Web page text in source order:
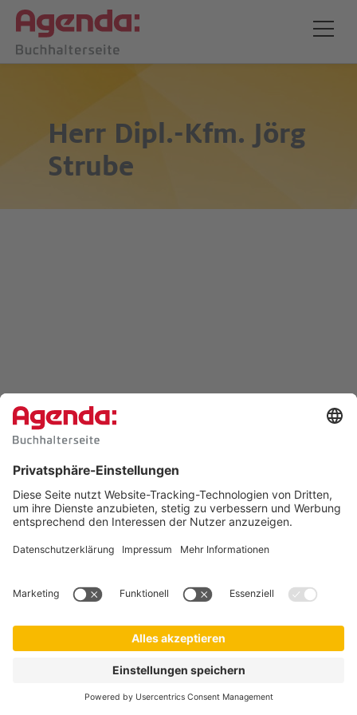
Herr Dipl.-Kfm. Jörg
Strube